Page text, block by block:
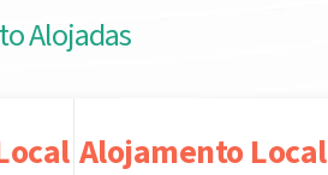
Alojadas
Alojamento Local